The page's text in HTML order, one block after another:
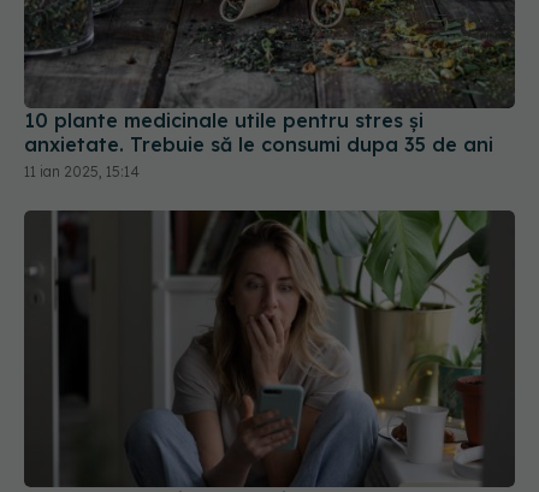
10 plante medicinale utile pentru stres și
anxietate. Trebuie să le consumi dupa 35 de ani
11 ian 2025, 15:14